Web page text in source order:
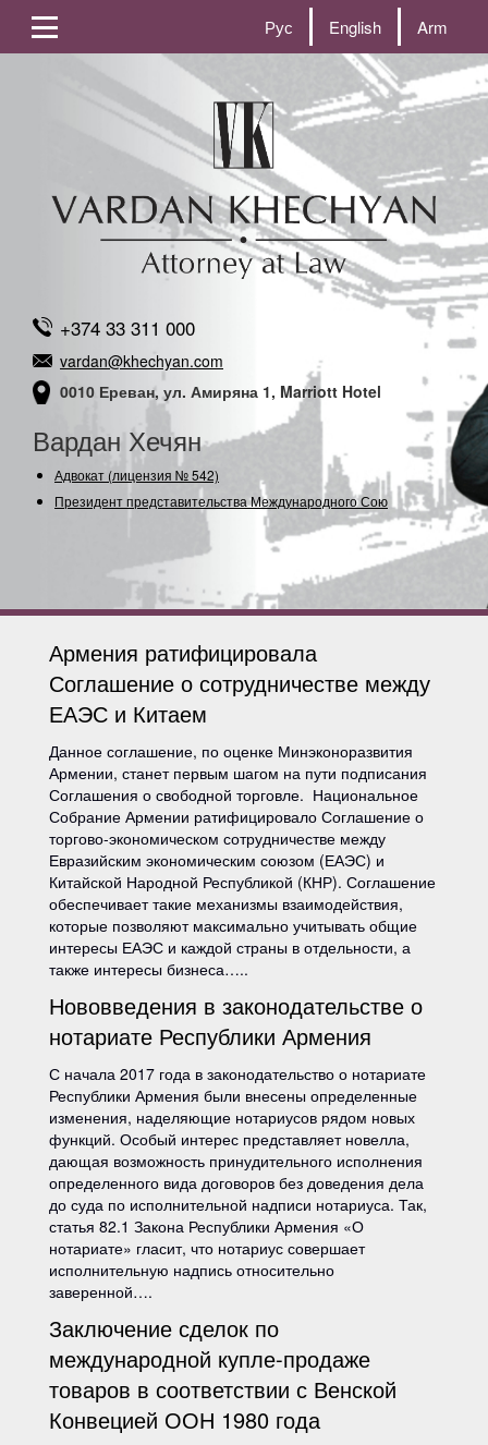
Рус English Arm
+374 33 311 000
vardan@khechyan.com
0010 Ереван, ул. Амиряна 1, Marriott Hotel
Вардан Хечян
Адвокат (лицензия № 542)
Президент представительства Международного Союза (С
Армения ратифицировала
Соглашение о сотрудничестве между
ЕАЭС и Китаем
Данное соглашение, по оценке Минэконоразвития
Армении, станет первым шагом на пути подписания
Соглашения о свободной торговле. Национальное
Собрание Армении ратифицировало Соглашение о
торгово-экономическом сотрудничестве между
Евразийским экономическим союзом (ЕАЭС) и
Китайской Народной Республикой (КНР). Соглашение
обеспечивает такие механизмы взаимодействия,
которые позволяют максимально учитывать общие
интересы ЕАЭС и каждой страны в отдельности, а
также интересы бизнеса…..
Нововведения в законодательстве о
нотариате Республики Армения
С начала 2017 года в законодательство о нотариате
Республики Армения были внесены определенные
изменения, наделяющие нотариусов рядом новых
функций. Особый интерес представляет новелла,
дающая возможность принудительного исполнения
определенного вида договоров без доведения дела
до суда по исполнительной надписи нотариуса. Так,
статья 82.1 Закона Республики Армения «О
нотариате» гласит, что нотариус совершает
исполнительную надпись относительно
заверенной….
Заключение сделок по
международной купле-продаже
товаров в соответствии с Венской
Конвецией ООН 1980 года